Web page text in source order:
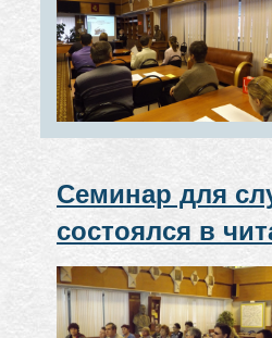
Семинар для
состоялся в
10 февраля 2016